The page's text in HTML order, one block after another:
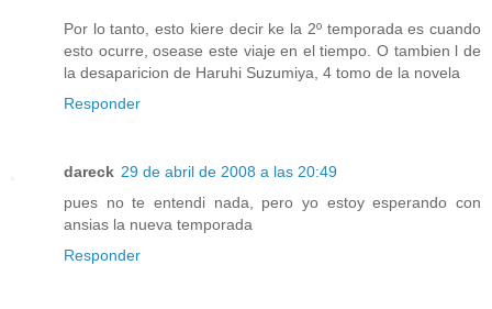
Por lo tanto, esto kiere decir ke la 2º temporada es cuando
esto ocurre, osease este viaje en el tiempo. O tambien l de
la desaparicion de Haruhi Suzumiya, 4 tomo de la novela
Responder
dareck 29 de abril de 2008 a las 20:49
pues no te entendi nada, pero yo estoy esperando con
ansias la nueva temporada
Responder